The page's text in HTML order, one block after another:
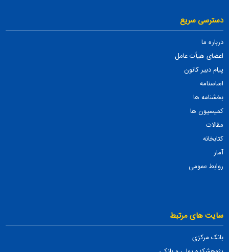
دسترسی سریع
درباره ما
اعضای هیأت عامل
پیام دبیر کانون
اساسنامه
بخشنامه ها
کمیسیون ها
مقالات
کتابخانه
آمار
روابط عمومی
سایت های مرتبط
بانک مرکزی